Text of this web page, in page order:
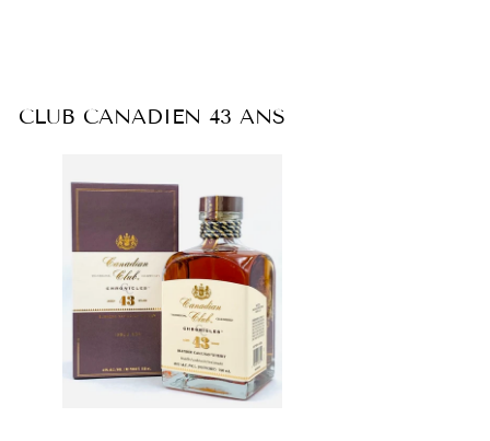
CLUB CANADIEN 43 ANS